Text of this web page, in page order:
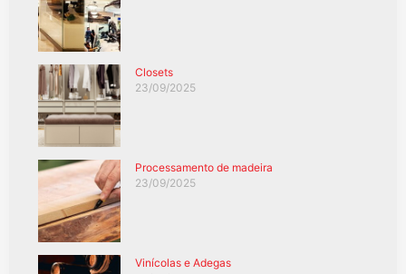
Closets
23/09/2025
Processamento de madeira
23/09/2025
Vinícolas e Adegas